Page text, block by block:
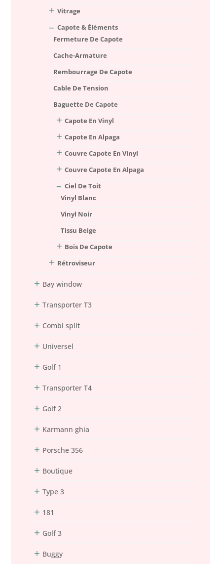
Vitrage
Capote & Éléments
Fermeture De Capote
Cache-Armature
Rembourrage De Capote
Cable De Tension
Baguette De Capote
Capote En Vinyl
Capote En Alpaga
Couvre Capote En Vinyl
Couvre Capote En Alpaga
Ciel De Toit
Vinyl Blanc
Vinyl Noir
Tissu Beige
Bois De Capote
Rétroviseur
Bay window
Transporter T3
Combi split
Universel
Golf 1
Transporter T4
Golf 2
Karmann ghia
Porsche 356
Boutique
Type 3
181
Golf 3
Buggy